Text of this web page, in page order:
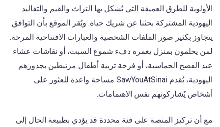
الأولوية للطرق العميقة التي تُشكل بها التراث والقيم والتقاليد
اليهودية المشتركة بحثنا عن شريك حياة. ويُقر الموقع بأن التوافق
يتجاوز بكثير صور الملفات الشخصية والعبارات الافتتاحية المرحة.
لمن يحلمون بمنزل يغمره دفء شموع السبت، أو نقاشات عشاء
عيد الفصح الحماسية، أو فرحة تربية أطفال مرتبطين بجذورهم
اليهودية، يُقدم SawYouAtSinai مساحة واعدة للعثور على
أشخاص يُشاركونهم نفس الاهتمامات.
مع أن تركيز المنصة على فئة محددة قد يؤدي بطبيعة الحال إلى